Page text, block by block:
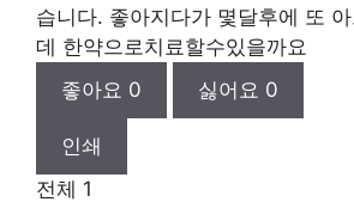
습니다. 좋아지다가 몇달후에 또
데 한약으로치료할수있을까요
좋아요 0 싫어요 0
인쇄
전체 1